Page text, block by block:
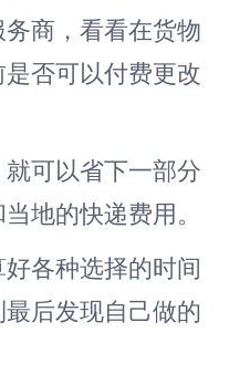
商，看看在货物
是否可以付费更改
可以省下一部分
地的快递费用。
各种选择的时间
后发现自己做的